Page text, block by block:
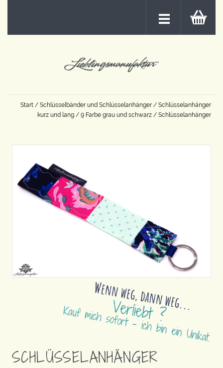
Start / Schlüsselbänder und Schlüsselanhänger / Schlüsselanhänger
kurz und lang / 9 Farbe grau und schwarz / Schlüsselanhänger
SCHLÜSSELANHÄNGER